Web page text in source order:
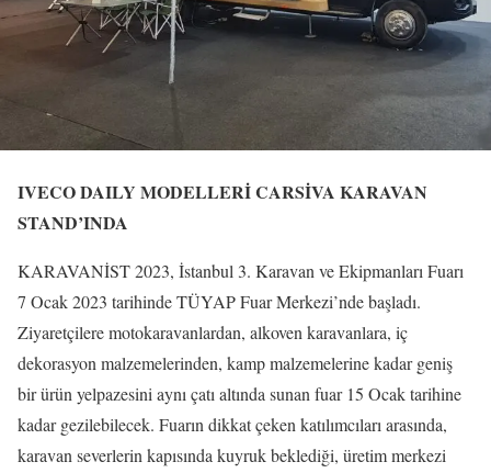
IVECO DAILY MODELLERİ CARSİVA KARAVAN
STAND’INDA
KARAVANİST 2023, İstanbul 3. Karavan ve Ekipmanları Fuarı
7 Ocak 2023 tarihinde TÜYAP Fuar Merkezi’nde başladı.
Ziyaretçilere motokaravanlardan, alkoven karavanlara, iç
dekorasyon malzemelerinden, kamp malzemelerine kadar geniş
bir ürün yelpazesini aynı çatı altında sunan fuar 15 Ocak tarihine
kadar gezilebilecek. Fuarın dikkat çeken katılımcıları arasında,
karavan severlerin kapısında kuyruk beklediği, üretim merkezi